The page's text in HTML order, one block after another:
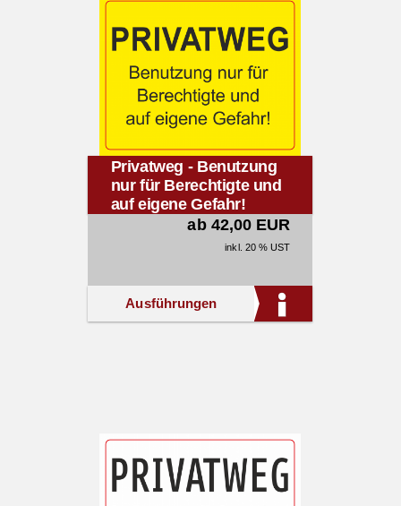
Privatweg - Benutzung
nur für Berechtigte und
auf eigene Gefahr!
ab 42,00 EUR
inkl. 20 % UST
Ausführungen